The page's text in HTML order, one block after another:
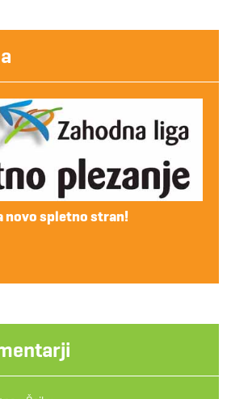
novo spletno stran!